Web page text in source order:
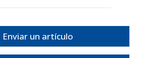
Enviar un artículo